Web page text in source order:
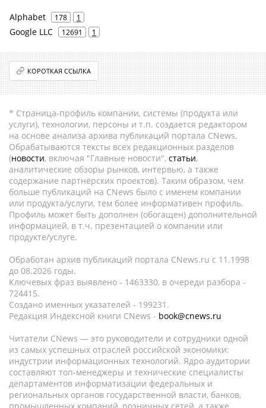
Alphabet 178 1
Google LLC 12691 1
КОРОТКАЯ ССЫЛКА
* Страница-профиль компании, системы (продукта или
услуги), технологии, персоны и т.п. создается редактором
на основе анализа архива публикаций портала CNews.
Обрабатываются тексты всех редакционных разделов
(новости, включая "Главные новости", статьи,
аналитические обзоры рынков, интервью, а также
содержание партнёрских проектов). Таким образом, чем
больше публикаций на CNews было с именем компании
или продукта/услуги, тем более информативен профиль.
Профиль может быть дополнен (обогащен) дополнительной
информацией, в т.ч. презентацией о компании или
продукте/услуге.
Обработан архив публикаций портала CNews.ru c 11.1998
до 08.2026 годы.
Ключевых фраз выявлено - 1463330, в очереди разбора -
724415.
Создано именных указателей - 199231.
Редакция Индексной книги CNews - book@cnews.ru
Читатели CNews — это руководители и сотрудники одной
из самых успешных отраслей российской экономики:
индустрии информационных технологий. Ядро аудитории
составляют топ-менеджеры и технические специалисты
департаментов информатизации федеральных и
региональных органов государственной власти, банков,